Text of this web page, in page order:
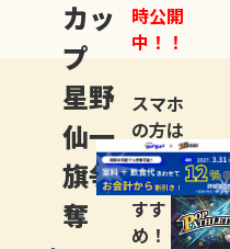
カッ
プ
星野
仙一
旗争
奪
時公開
中！！
スマホ
の方は
LINE登
録がお
すす
め！